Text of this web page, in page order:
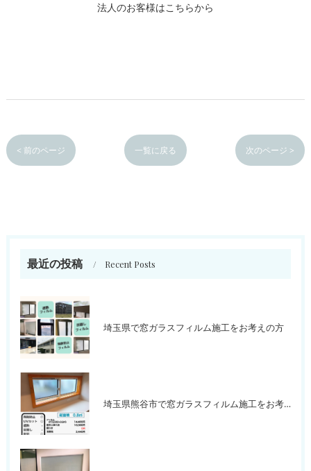
法人のお客様はこちらから
< 前のページ 一覧に戻る 次のページ >
最近の投稿 Recent Posts
埼玉県で窓ガラスフィルム施工をお考えの方
埼玉県熊谷市で窓ガラスフィルム施工をお考えの方